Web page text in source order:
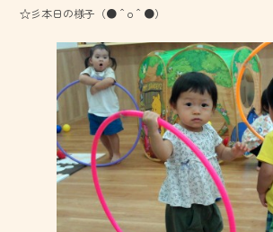
☆彡本日の様子（●＾o＾●）